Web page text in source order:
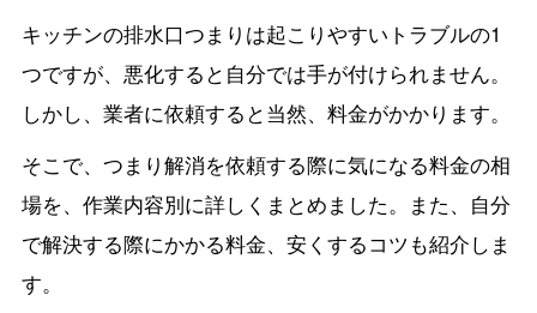
キッチンの排水口つまりは起こりやすいトラブルの1
つですが、悪化すると自分では手が付けられません。
しかし、業者に依頼すると当然、料金がかかります。
そこで、つまり解消を依頼する際に気になる料金の相
場を、作業内容別に詳しくまとめました。また、自分
で解決する際にかかる料金、安くするコツも紹介しま
す。